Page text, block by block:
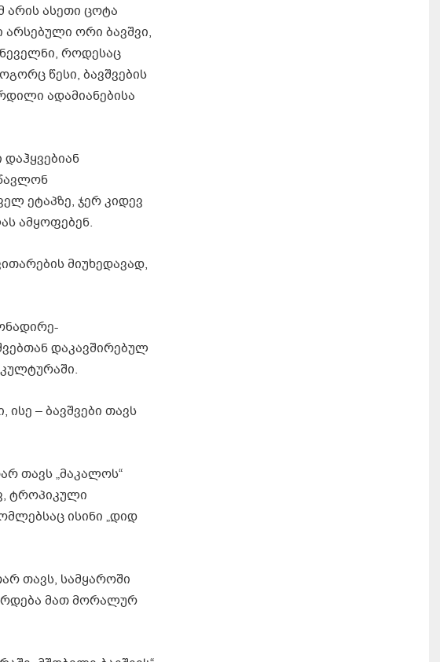
არის ასეთი ცოტა
ორი ბავშვი,
როდესაც
წესი, ბავშვების
ადამიანებისა
ეტაპზე, ჯერ კიდევ
ამყოფებენ.
მიუხედავად,
დაკავშირებულ
– ბავშვები თავს
თავს „მაკალოს“
ტროპიკული
ისინი „დიდ
თავს, სამყაროში
მათ მორალურ